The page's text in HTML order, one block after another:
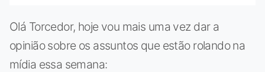
Olá Torcedor, hoje vou mais uma vez dar a
opinião sobre os assuntos que estão rolando na
mídia essa semana: